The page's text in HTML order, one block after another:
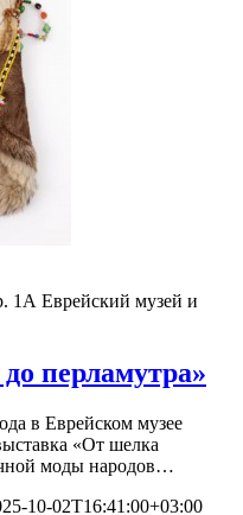
1А Еврейский музей и
перламутра»
в Еврейском музее
«От шелка
моды народов…
10-02T16:41:00+03:00